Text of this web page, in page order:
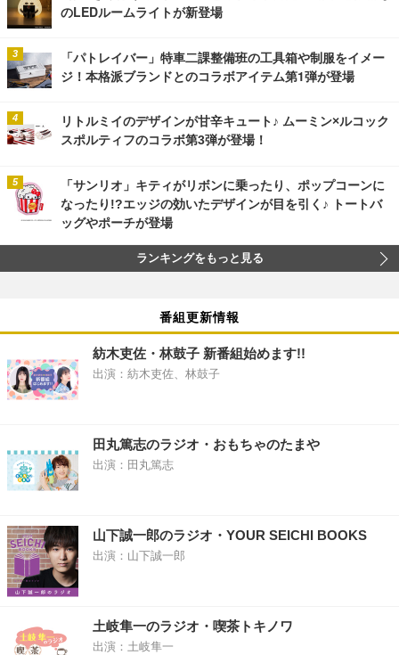
のLEDルームライトが新登場
「パトレイバー」特車二課整備班の工具箱や制服をイメー
ジ！本格派ブランドとのコラボアイテム第1弾が登場
リトルミイのデザインが甘辛キュート♪ ムーミン×ルコック
スポルティフのコラボ第3弾が登場！
「サンリオ」キティがリボンに乗ったり、ポップコーンに
なったり!?エッジの効いたデザインが目を引く♪ トートバ
ッグやポーチが登場
ランキングをもっと見る
番組更新情報
紡木吏佐・林鼓子 新番組始めます!!
出演：紡木吏佐、林鼓子
田丸篤志のラジオ・おもちゃのたまや
出演：田丸篤志
山下誠一郎のラジオ・YOUR SEICHI BOOKS
出演：山下誠一郎
土岐隼一のラジオ・喫茶トキノワ
出演：土岐隼一